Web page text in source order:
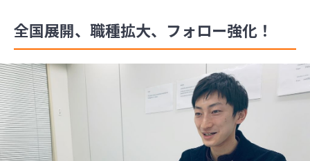
全国展開、職種拡大、フォロー強化！